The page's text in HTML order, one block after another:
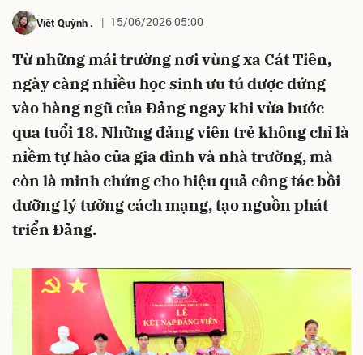
Việt Quỳnh . 15/06/2026 05:00
Từ những mái trường nơi vùng xa Cát Tiên,
ngày càng nhiều học sinh ưu tú được đứng
vào hàng ngũ của Đảng ngay khi vừa bước
qua tuổi 18. Những đảng viên trẻ không chỉ là
niềm tự hào của gia đình và nhà trường, mà
còn là minh chứng cho hiệu quả công tác bồi
dưỡng lý tưởng cách mạng, tạo nguồn phát
triển Đảng.
Hủy Gửi